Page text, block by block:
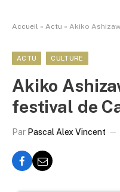
Accueil » Actu » Akiko
ACTU CULTURE
Akiko
festival de
Par Pascal Alex Vincent